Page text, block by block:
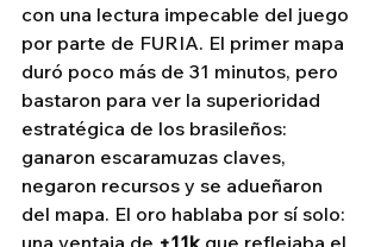
con una lectura impecable del juego
por parte de FURIA. El primer mapa
duró poco más de 31 minutos, pero
bastaron para ver la superioridad
estratégica de los brasileños:
ganaron escaramuzas claves,
negaron recursos y se adueñaron
del mapa. El oro hablaba por sí solo: